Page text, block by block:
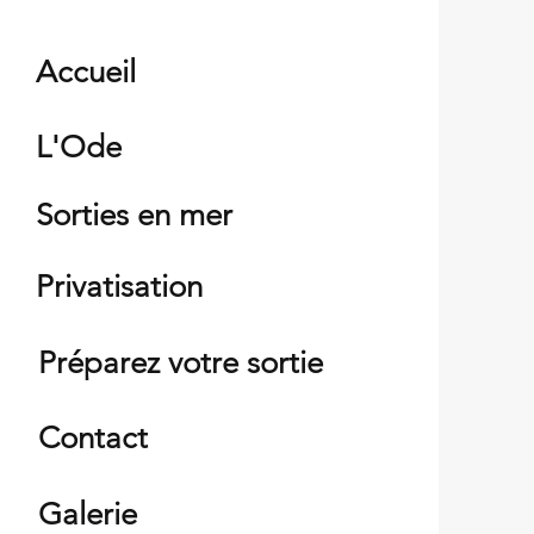
Accueil
L'Ode
Sorties en mer
Privatisation
Préparez votre sortie
Contact
Galerie